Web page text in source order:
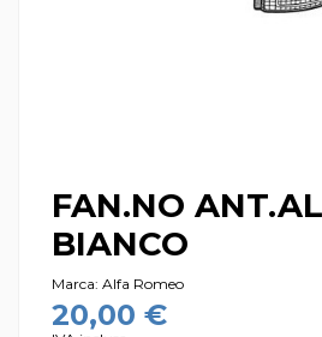
FAN.NO
BIANCO
Marca: Alfa Romeo
20,00 €